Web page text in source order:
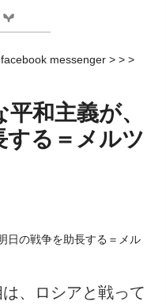
messenger > > >
和主義が、
する＝メルツ
、ロシアと戦って